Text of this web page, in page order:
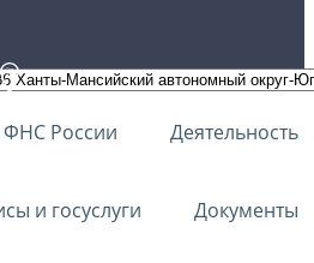
России Деятельность
и госуслуги Документы